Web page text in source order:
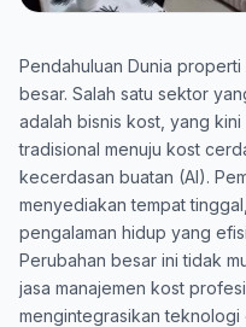
Pendahuluan Dunia
besar. Salah satu sektor
adalah bisnis kost, yang
tradisional menuju kost
kecerdasan buatan (AI).
menyediakan tempat
pengalaman hidup yang
Perubahan besar ini tidak
jasa manajemen kost
mengintegrasikan teknologi